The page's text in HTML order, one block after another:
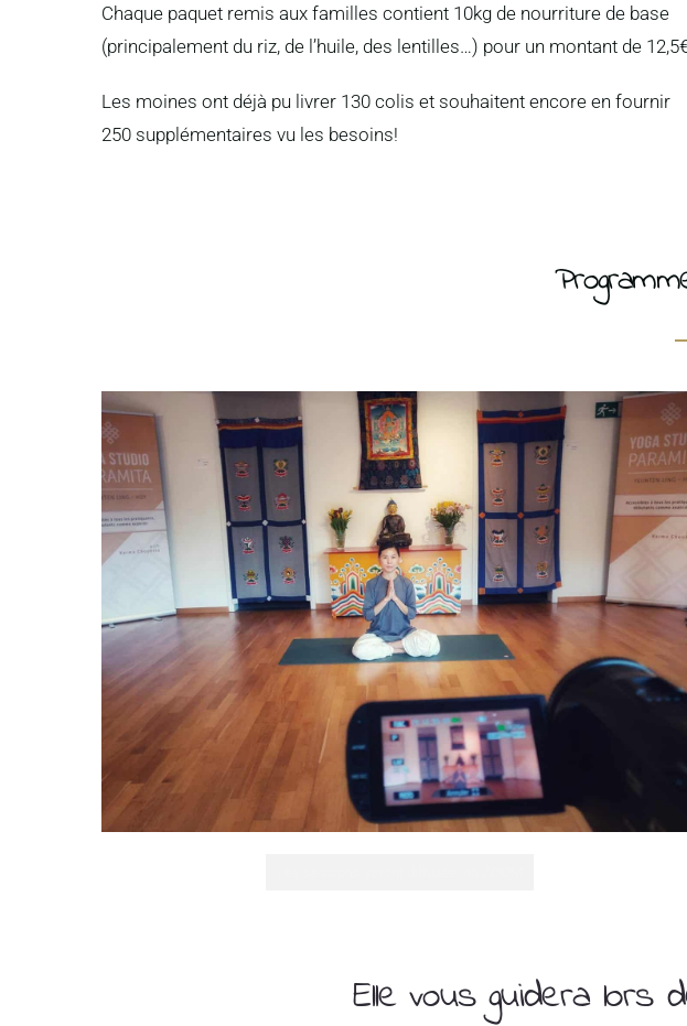
Chaque paquet remis aux familles contient 10kg de nourriture de base
(principalement du riz, de l’huile, des lentilles…) pour un montant de
Les moines ont déjà pu livrer 130 colis et souhaitent encore en fournir
250 supplémentaires vu les besoins!
Elle vous guidera lors